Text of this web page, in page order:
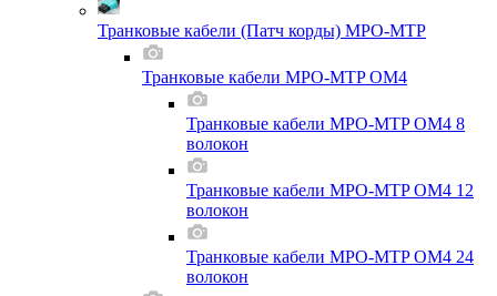
Транковые кабели (Патч корды) MPO-MTP
Транковые кабели MPO-MTP OM4
Транковые кабели MPO-MTP OM4 8
волокон
Транковые кабели MPO-MTP OM4 12
волокон
Транковые кабели MPO-MTP OM4 24
волокон